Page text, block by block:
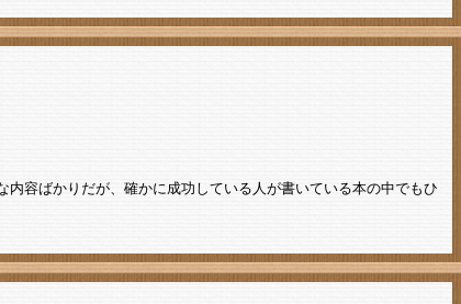
容ばかりだが、確かに成功している人が書いている本の中でもひ